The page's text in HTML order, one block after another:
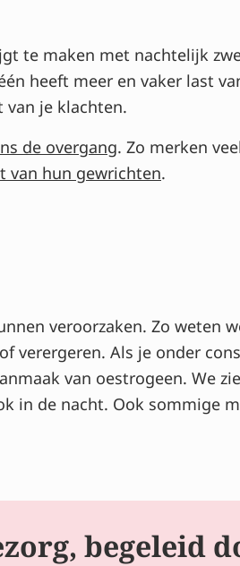
te maken met nachtelijk
heeft meer en vaker last
je klachten.
de overgang. Zo merken
van hun gewrichten.
veroorzaken. Zo weten
verergeren. Als je onder
van oestrogeen. We
in de nacht. Ook sommige
begeleid